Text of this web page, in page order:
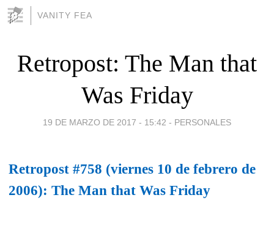
VANITY FEA
Retropost: The Man that
Was Friday
19 DE MARZO DE 2017 - 15:42 - PERSONALES
Retropost #758 (viernes 10 de febrero de
2006): The Man that Was Friday